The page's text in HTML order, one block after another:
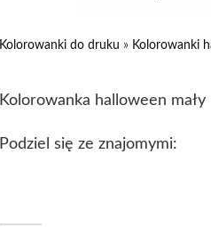
Kolorowanki do druku » Kolorowanki
Kolorowanka halloween
Podziel się ze znajomymi: